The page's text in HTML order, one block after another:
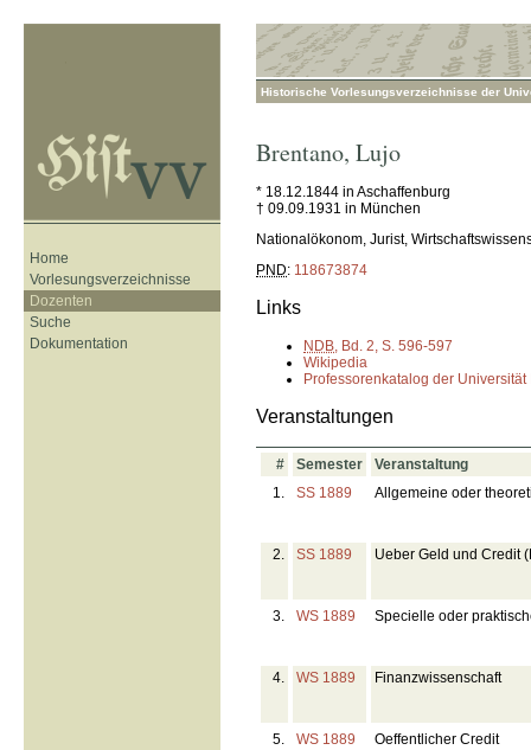
Historische Vorlesungsverzeichnisse der
Brentano, Lujo
* 18.12.1844 in Aschaffenburg
† 09.09.1931 in München
Nationalökonom, Jurist,
PND: 118673874
Links
NDB, Bd. 2, S. 596-597
Wikipedia
Professorenkatalog der Universität
Veranstaltungen
# Semester
Veranstaltung
1.
SS 1889 Allgemeine oder
2. SS 1889 Ueber Geld und Credit
3. WS 1889 Specielle oder
4. WS 1889 Finanzwissenschaft
5. WS 1889 Oeffentlicher Credit
Home
Vorlesungsverzeichnisse
Dozenten
Suche
Dokumentation